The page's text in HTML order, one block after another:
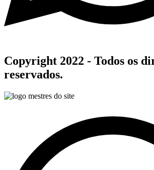
Copyright 2022 - Todos os
reservados.